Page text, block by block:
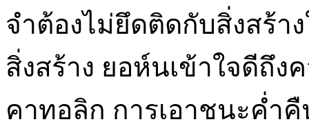
จำต้องไม่ยึดติดกับสิ่งสร้า
สิ่งสร้าง ยอห์นเข้าใจดีถึ
คาทอลิก การเอาชนะค่ำ